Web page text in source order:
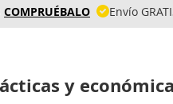
COMPRUÉBALO Envío
y